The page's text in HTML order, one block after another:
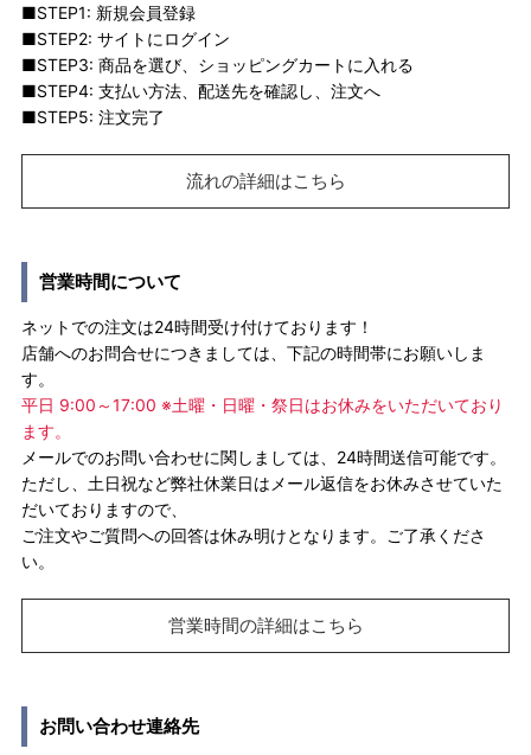
■STEP1: 新規会員登録
■STEP2: サイトにログイン
■STEP3: 商品を選び、ショッピングカートに入れる
■STEP4: 支払い方法、配送先を確認し、注文へ
■STEP5: 注文完了
流れの詳細はこちら
営業時間について
ネットでの注文は24時間受け付けております！
店舗へのお問合せにつきましては、下記の時間帯にお願いしま
す。
平日 9:00～17:00 ※土曜・日曜・祭日はお休みをいただいており
ます。
メールでのお問い合わせに関しましては、24時間送信可能です。
ただし、土日祝など弊社休業日はメール返信をお休みさせていた
だいておりますので、
ご注文やご質問への回答は休み明けとなります。ご了承くださ
い。
営業時間の詳細はこちら
お問い合わせ連絡先